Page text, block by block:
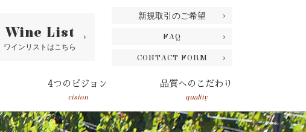
Wine List
ワインリストはこちら
新規取引のご希望
FAQ
CONTACT FORM
4つのビジョン
vision
品質へのこだわり
quality